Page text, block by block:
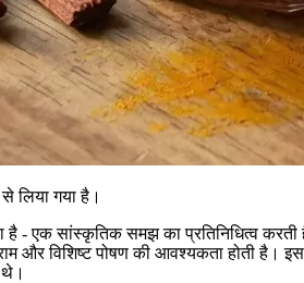
लिया गया है।
- एक सांस्कृतिक समझ का प्रतिनिधित्व
विशिष्ट पोषण की आवश्यकता होती है।
थे।